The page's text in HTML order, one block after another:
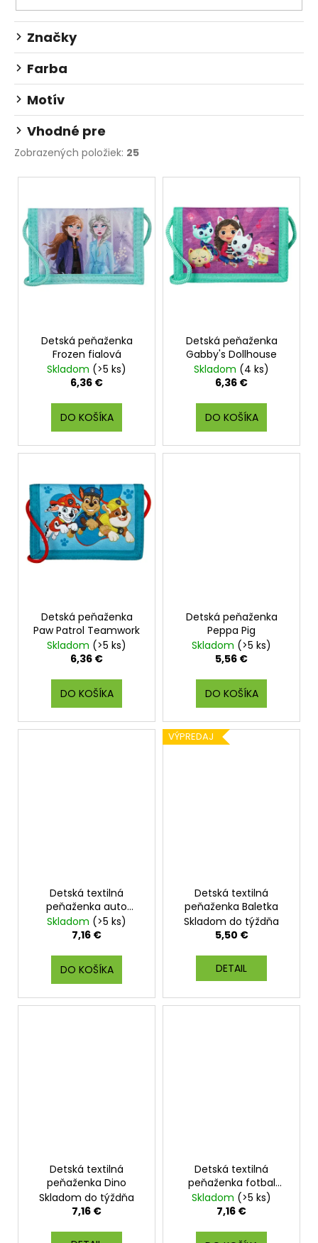
Značky
Farba
Motív
Vhodné pre
Zobrazených položiek: 25
V
p
p
Detská peňaženka
Frozen fialová
Skladom (>5 ks)
6,36 €
DO KOŠÍKA
Detská peňaženka
Gabby's Dollhouse
Skladom (4 ks)
6,36 €
DO KOŠÍKA
Detská peňaženka
Paw Patrol Teamwork
Skladom (>5 ks)
6,36 €
DO KOŠÍKA
Detská peňaženka
Peppa Pig
Skladom (>5 ks)
5,56 €
DO KOŠÍKA
Detská textilná
peňaženka auto
Speed
Skladom (>5 ks)
7,16 €
DO KOŠÍKA
VÝPREDAJ
Detská textilná
peňaženka Baletka
Skladom do týždňa
5,50 €
DETAIL
Detská textilná
peňaženka Dino
Skladom do týždňa
7,16 €
Detská textilná
peňaženka fotbal
Championship
Skladom (>5 ks)
7,16 €
e
ŠKOLSKÝ
SET
8-
DIELNY
OXY
KOLIBRÍK
FIALOVÝ
€